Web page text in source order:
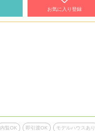
お気に入り登録
内覧OK 即引渡OK モデルハウスあり